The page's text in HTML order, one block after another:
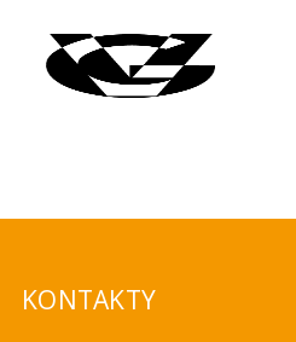
KONTAKTY